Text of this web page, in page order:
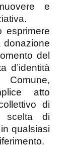
e
esprimere
donazione
del
d’identità
atto
di
scelta di
qualsiasi